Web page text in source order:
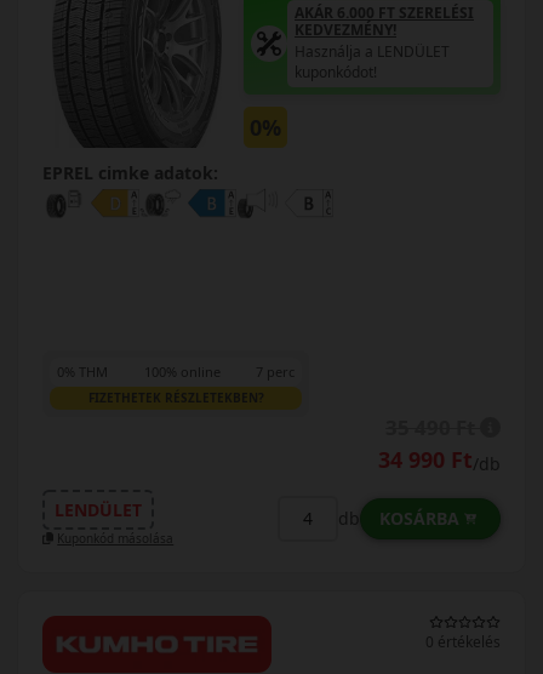
AKÁR 6.000 FT SZERELÉSI
KEDVEZMÉNY!
Használja a LENDÜLET
kuponkódot!
0%
EPREL cimke adatok:
0% THM 100% online 7 perc
FIZETHETEK RÉSZLETEKBEN?
34 990 Ft/db
LENDÜLET
Kuponkód másolása
db KOSÁRBA
0 értékelés